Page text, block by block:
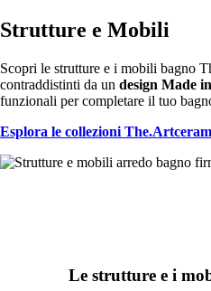
Strutture e Mobili
Scopri le strutture e i mobili bagno
contraddistinti da un design Made
funzionali per completare il tuo
Esplora le collezioni The.Artceram
Le strutture e i